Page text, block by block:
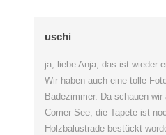
uschi
ja, liebe Anja, das ist wieder
Wir haben auch eine tolle
Badezimmer. Da schauen
Comer See, die Tapete ist
Holzbalustrade bestückt